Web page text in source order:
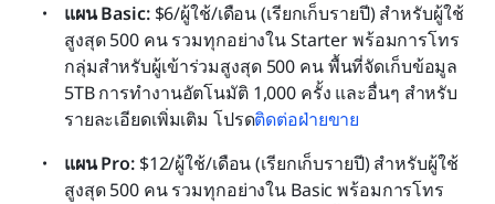
แผน Basic: $6/ผู้ใช้/เดือน (เรียกเก็บรายปี) สำหรับผู้ใช้
สูงสุด 500 คน รวมทุกอย่างใน Starter พร้อมการโทร
กลุ่มสำหรับผู้เข้าร่วมสูงสุด 500 คน พื้นที่จัดเก็บข้อมูล
5TB การทำงานอัตโนมัติ 1,000 ครั้ง และอื่นๆ สำหรับ
รายละเอียดเพิ่มเติม โปรดติดต่อฝ่ายขาย
แผน Pro: $12/ผู้ใช้/เดือน (เรียกเก็บรายปี) สำหรับผู้ใช้
สูงสุด 500 คน รวมทุกอย่างใน Basic พร้อมการโทร